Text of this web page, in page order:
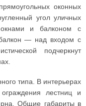
оконных
угол уличных
окнами и балконом с
— над входом с
подчеркнут
типа. В интерьерах
лестниц и
Общие габариты в